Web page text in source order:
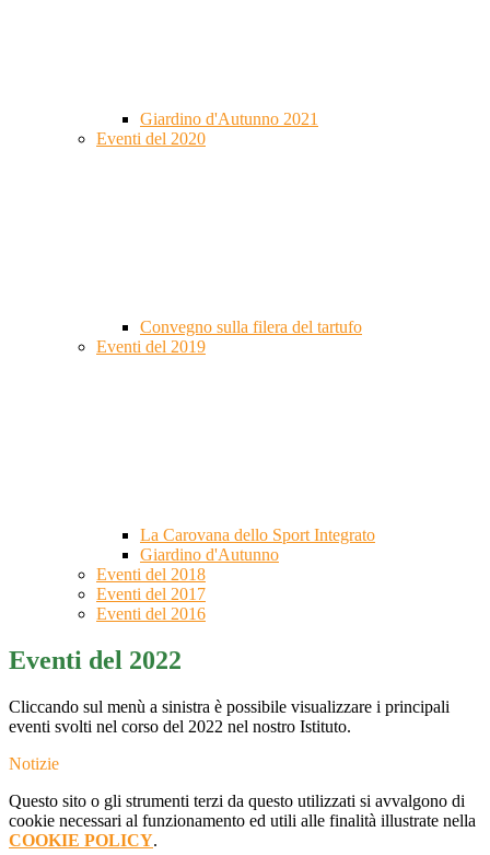
Giardino d'Autunno 2021
Eventi del 2020
Convegno sulla filera del tartufo
Eventi del 2019
La Carovana dello Sport Integrato
Giardino d'Autunno
Eventi del 2018
Eventi del 2017
Eventi del 2016
Eventi del 2022
Cliccando sul menù a sinistra è possibile visualizzare i principali
eventi svolti nel corso del 2022 nel nostro Istituto.
Notizie
Questo sito o gli strumenti terzi da questo utilizzati si avvalgono di
cookie necessari al funzionamento ed utili alle finalità illustrate nella
COOKIE POLICY.